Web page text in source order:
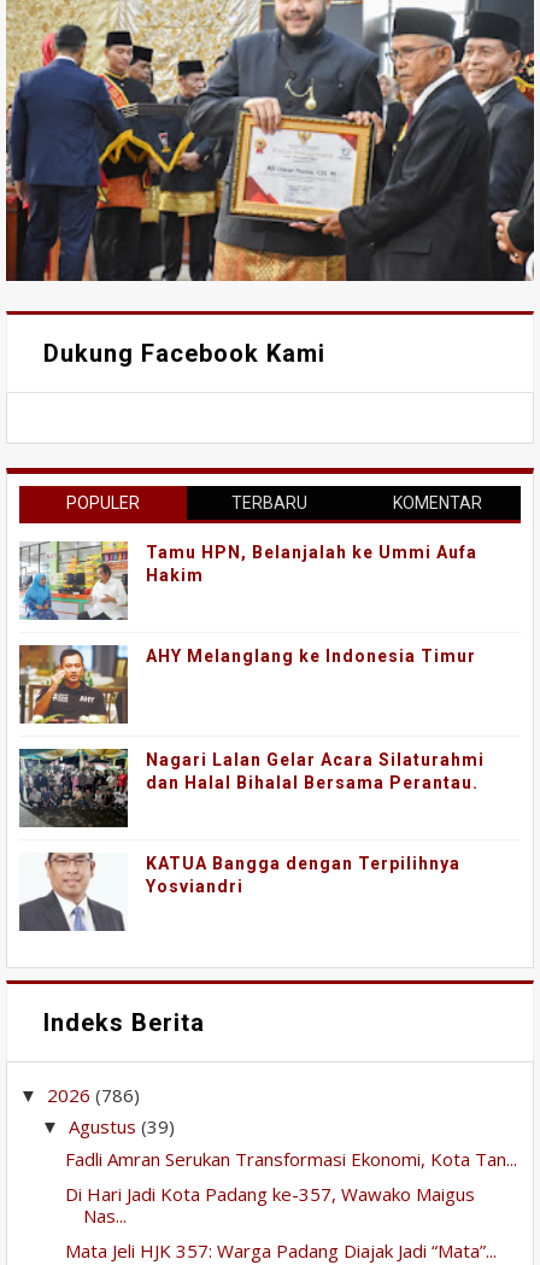
Dukung Facebook Kami
POPULER TERBARU KOMENTAR
Tamu HPN, Belanjalah ke Ummi Aufa
Hakim
AHY Melanglang ke Indonesia Timur
Nagari Lalan Gelar Acara Silaturahmi
dan Halal Bihalal Bersama Perantau.
KATUA Bangga dengan Terpilihnya
Yosviandri
Indeks Berita
▼ 2026 (786)
▼ Agustus (39)
Fadli Amran Serukan Transformasi Ekonomi, Kota Tan...
Di Hari Jadi Kota Padang ke-357, Wawako Maigus
Nas...
Mata Jeli HJK 357: Warga Padang Diajak Jadi “Mata”...